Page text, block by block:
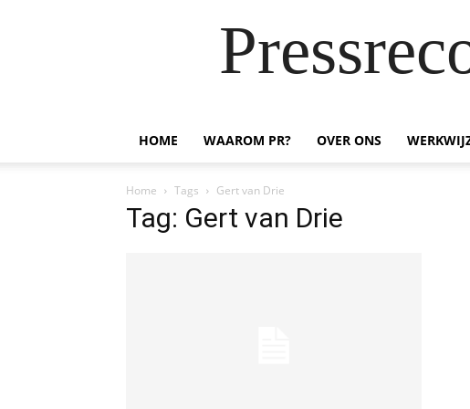
HOME WAAROM PR? OVER ONS
Home Tags Gert van Drie
Tag: Gert van Drie